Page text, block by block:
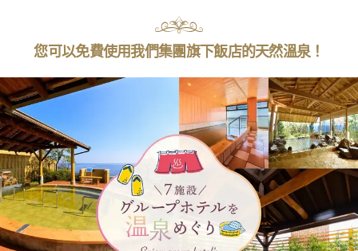
您可以免費使用我們集團旗下飯店的天然溫泉！